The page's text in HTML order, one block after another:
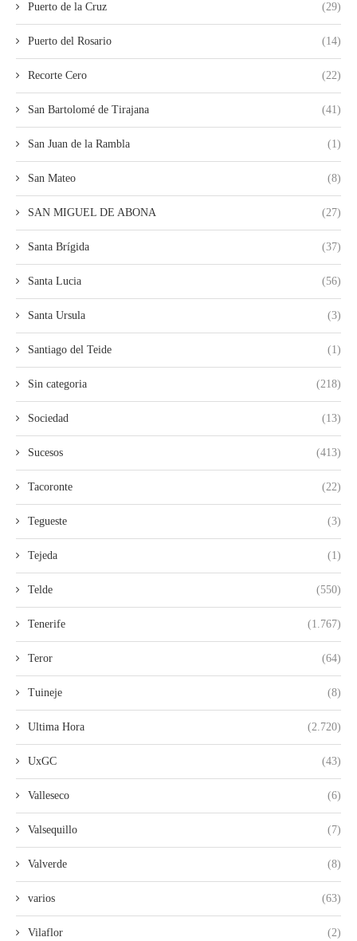
Puerto de la Cruz (29)
Puerto del Rosario (14)
Recorte Cero (22)
San Bartolomé de Tirajana (41)
San Juan de la Rambla (1)
San Mateo (8)
SAN MIGUEL DE ABONA (27)
Santa Brígida (37)
Santa Lucia (56)
Santa Ursula (3)
Santiago del Teide (1)
Sin categoria (218)
Sociedad (13)
Sucesos (413)
Tacoronte (22)
Tegueste (3)
Tejeda (1)
Telde (550)
Tenerife (1.767)
Teror (64)
Tuineje (8)
Ultima Hora (2.720)
UxGC (43)
Valleseco (6)
Valsequillo (7)
Valverde (8)
varios (63)
Vilaflor (2)